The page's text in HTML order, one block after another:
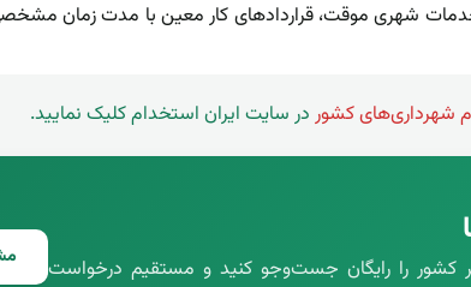
خدمات شهری موقت، قراردادهای کار معین با مدت زمان
شهرداری‌های کشور در سایت ایران استخدام کلیک نمایید.
کشور را رایگان جست‌وجو کنید و مستقیم درخواست